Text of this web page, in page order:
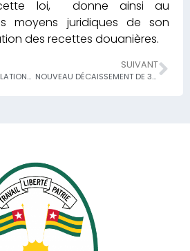
loi, donne ainsi au
moyens juridiques de son
des recettes douanières.
RENFORCEMENT DES RELATIONS ENTRE LA BID ET LE TOGO
SUIVANT
NOUVEAU DÉCAISSEMENT DE 35,5 MILLIONS DE DOLLARS DU FMI AU TITRE DE LA FEC